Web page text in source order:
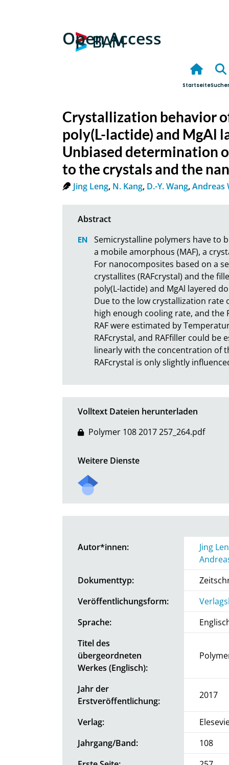
Open Access
Startseite
Crystallization behavior
poly(L-lactide) and MgAl
Unbiased determination
to the crystals and the
Jing Leng, N. Kang, D.-Y. Wang,Andreas
Semicrystalline polymers have to
a mobile amorphous (MAF), a
For nanocomposites based on a
crystallites (RAFcrystal) and the
poly(L-lactide) and MgAl layered
Due to the low crystallization rate
high enough cooling rate, and the
RAF were estimated by
RAFcrystal, and RAFfiller could be
linearly with the concentration of
RAFcrystal is only slightly
Volltext Dateien herunterladen
Polymer 108 2017 257_264.pdf
Weitere Dienste
Autor*innen:
Jing
Dokumenttyp:
Veröffentlichungsform:
Sprache:
Titel des
übergeordneten
Werkes (Englisch):
Jahr der
Erstveröffentlichung:
2017
Verlag:
Jahrgang/Band:
108